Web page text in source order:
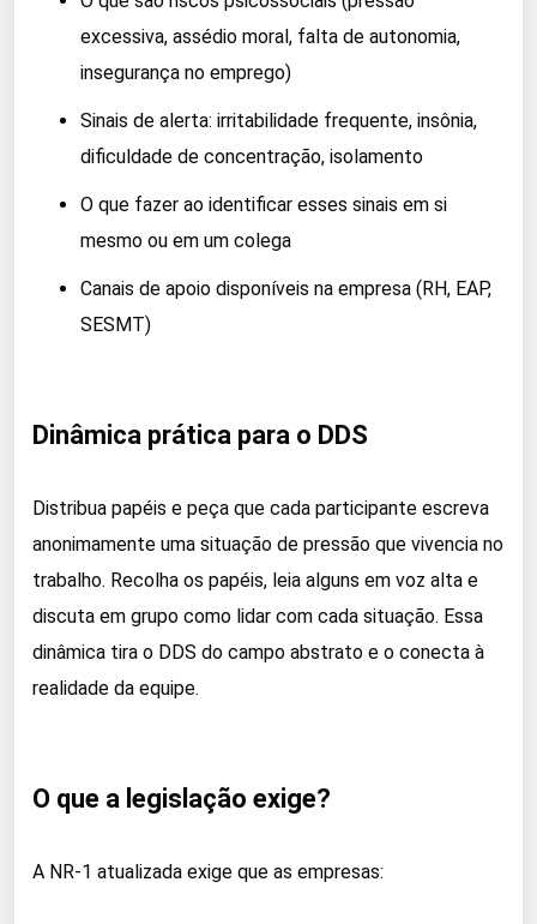
excessiva, assédio moral, falta de autonomia,
insegurança no emprego)
Sinais de alerta: irritabilidade frequente, insônia,
dificuldade de concentração, isolamento
O que fazer ao identificar esses sinais em si
mesmo ou em um colega
Canais de apoio disponíveis na empresa (RH, EAP,
SESMT)
Dinâmica prática para o DDS
Distribua papéis e peça que cada participante escreva
anonimamente uma situação de pressão que vivencia no
trabalho. Recolha os papéis, leia alguns em voz alta e
discuta em grupo como lidar com cada situação. Essa
dinâmica tira o DDS do campo abstrato e o conecta à
realidade da equipe.
O que a legislação exige?
A NR-1 atualizada exige que as empresas: